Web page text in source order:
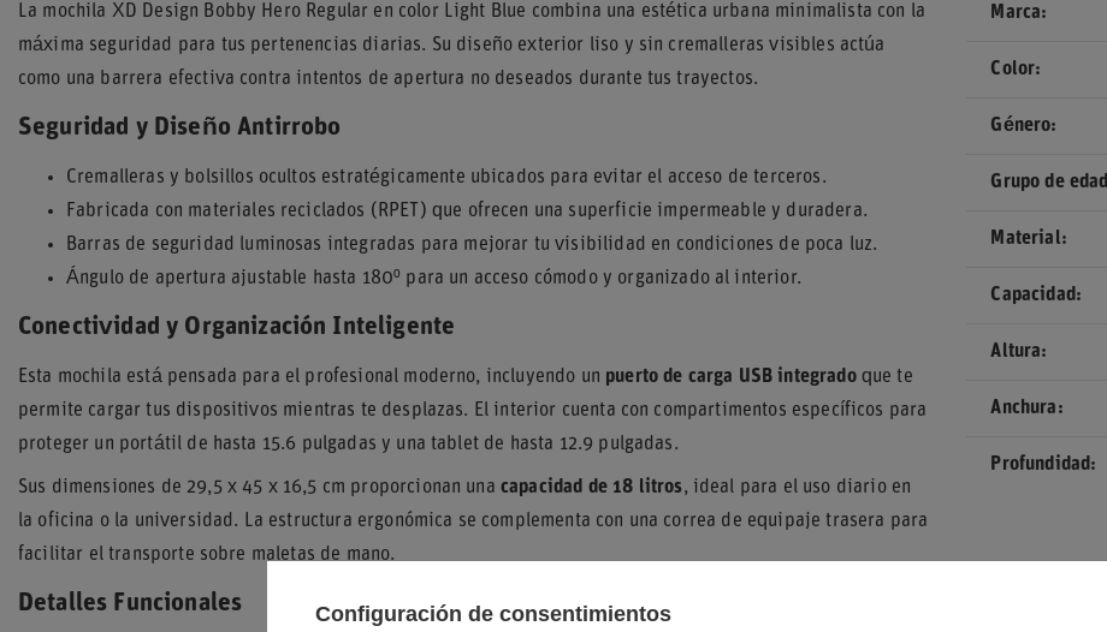
La mochila XD Design Bobby Hero Regular en color Light Blue combina una estética urbana minimalista con la
máxima seguridad para tus pertenencias diarias. Su diseño exterior liso y sin cremalleras visibles actúa
como una barrera efectiva contra intentos de apertura no deseados durante tus trayectos.
Seguridad y Diseño Antirrobo
Cremalleras y bolsillos ocultos estratégicamente ubicados para evitar el acceso de terceros.
Fabricada con materiales reciclados (RPET) que ofrecen una superficie impermeable y duradera.
Barras de seguridad luminosas integradas para mejorar tu visibilidad en condiciones de poca luz.
Ángulo de apertura ajustable hasta 180⁰ para un acceso cómodo y organizado al interior.
Conectividad y Organización Inteligente
Esta mochila está pensada para el profesional moderno, incluyendo un puerto de carga USB integradoque te
permite cargar tus dispositivos mientras te desplazas. El interior cuenta con compartimentos específicos para
proteger un portátil de hasta 15.6 pulgadas y una tablet de hasta 12.9 pulgadas.
Sus dimensiones de 29,5 x 45 x 16,5 cm proporcionan una capacidad de 18 litros, ideal para el uso diario en
la oficina o la universidad. La estructura ergonómica se complementa con una correa de equipaje trasera para
facilitar el transporte sobre maletas de mano.
Detalles Funcionales
Marca
Color
Género
Grupo de edad
Material
Capacidad
Altura
Anchura
Profundidad
Configuración de consentimientos